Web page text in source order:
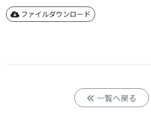
ファイルダウンロード
一覧へ戻る